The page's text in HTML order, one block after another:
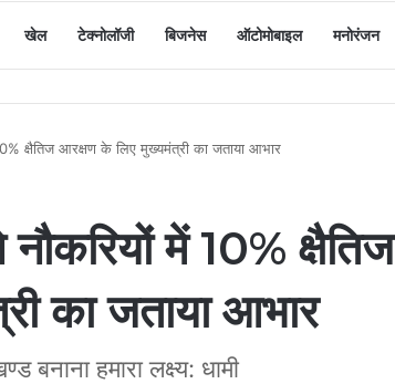
खेल टेक्नोलॉजी बिजनेस ऑटोमोबाइल मनोरंजन
क्षैतिज आरक्षण के लिए मुख्यमंत्री का जताया आभार
में 10% क्षैतिज
का जताया आभार
बनाना हमारा लक्ष्य: धामी